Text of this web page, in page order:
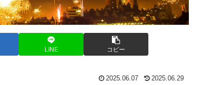
LINE コピー
2025.06.07 2025.06.29